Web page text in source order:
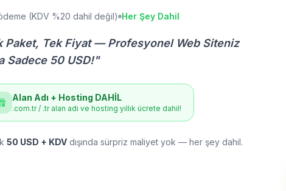
ödeme (KDV %20 dahil değil) Her Şey Dahil
Paket, Tek Fiyat — Profesyonel Web Siteniz
Sadece 50 USD!"
Alan Adı + Hosting DAHİL
.com.tr / .tr alan adı ve hosting yıllık ücrete dahil!
50 USD + KDV dışında sürpriz maliyet yok — her şey dahil.